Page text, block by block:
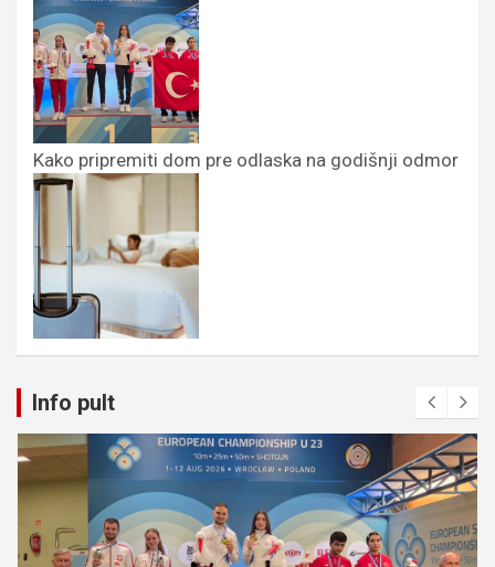
Kako pripremiti dom pre odlaska na godišnji odmor
Info pult